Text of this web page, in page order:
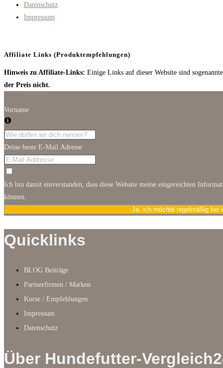
Datenschutz
Impressum
Affiliate Links (Produktempfehlungen)
Hinweis zu Affiliate-Links: Einige Links auf dieser Website sind
der Preis nicht.
Vorname
Deine beste E-Mail Adresse
Ich bin damit einverstanden, dass diese Website meine eingereichten
können.
Ja, ich möchte regelmäßig bei
Quicklinks
BLOG Beiträge
Partnerfirmen / Marken
Kurse / Empfehlungen
Impressum
Datenschutz
Über Hundefutter-